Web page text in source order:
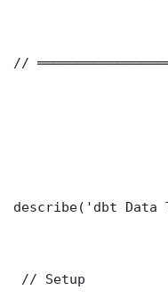
//
describe('dbt Data
// Setup